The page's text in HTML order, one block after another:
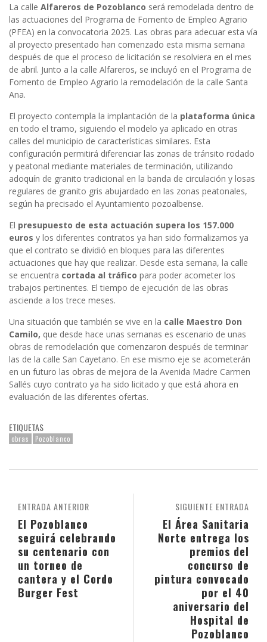
La calle Alfareros de Pozoblanco será remodelada dentro de
las actuaciones del Programa de Fomento de Empleo Agrario
(PFEA) en la convocatoria 2025. Las obras para adecuar esta vía
al proyecto presentado han comenzado esta misma semana
después de que el proceso de licitación se resolviera en el mes
de abril. Junto a la calle Alfareros, se incluyó en el Programa de
Fomento de Empleo Agrario la remodelación de la calle Santa
Ana.
El proyecto contempla la implantación de la plataforma única
en todo el tramo, siguiendo el modelo ya aplicado en otras
calles del municipio de características similares. Esta
configuración permitirá diferenciar las zonas de tránsito rodado
y peatonal mediante materiales de terminación, utilizando
adoquín de granito tradicional en la banda de circulación y losas
regulares de granito gris abujardado en las zonas peatonales,
según ha precisado el Ayuntamiento pozoalbense.
El presupuesto de esta actuación supera los 157.000
euros y los diferentes contratos ya han sido formalizamos ya
que el contrato se dividió en bloques para las diferentes
actuaciones que hay que realizar. Desde esta semana, la calle
se encuentra cortada al tráfico para poder acometer los
trabajos pertinentes. El tiempo de ejecución de las obras
asciende a los trece meses.
Una situación que también se vive en la calle Maestro Don
Camilo, que desde hace unas semanas es escenario de unas
obras de remodelación que comenzaron después de terminar
las de la calle San Cayetano. En ese mismo eje se acometerán
en un futuro las obras de mejora de la Avenida Madre Carmen
Sallés cuyo contrato ya ha sido licitado y que está ahora en
evaluación de las diferentes ofertas.
ETIQUETAS
obras Pozoblanco
SIGUIENTE ENTRADA
El Área Sanitaria
Norte entrega los
premios del
concurso de
pintura convocado
por el 40
aniversario del
Hospital de
Pozoblanco
ENTRADA ANTERIOR
El Pozoblanco
seguirá celebrando
su centenario con
un torneo de
cantera y el Cordo
Burger Fest